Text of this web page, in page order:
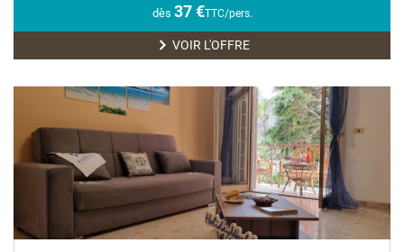
dès 37€TTC/pers.
VOIR L'OFFRE